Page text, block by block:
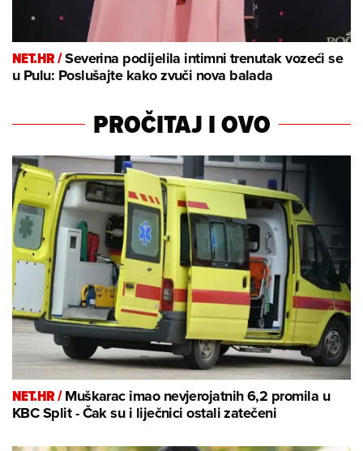
NET.HR /Severina podijelila intimni trenutak vozeći se
u Pulu: Poslušajte kako zvuči nova balada
PROČITAJ I OVO
NET.HR /Muškarac imao nevjerojatnih 6,2 promila u
KBC Split - Čak su i liječnici ostali zatečeni